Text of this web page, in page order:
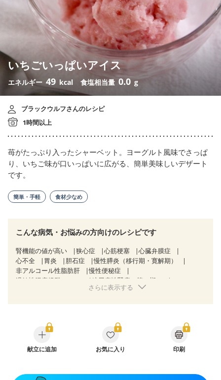
いちごいっぱいアイス
エネルギー 49 kcal 食塩相当量 0.0 g
ブラックウルフさんのレシピ
1時間以上
苺がたっぷり入ったシャーベット。ヨーグルト風味でさっぱ
り、いちご味が口いっぱいに広がる、簡単美味しいデザート
です。
簡単・手軽 食材少なめ
こんな病気・お悩みの方向けのレシピです
腎機能の値が高い 狭心症 心筋梗塞
心臓弁膜症
心不全
胃炎 胆石症
慢性膵炎（移行期・寛解期）
非アルコール性脂肪肝
慢性便秘症
過敏性腸症候群（IBS）
糖尿病性腎症（第３期）
CKD（ステージ２）
妊婦健診・体重増加が気になる（初期）
妊婦健診・血圧が気になる（初期）
妊娠高血圧(中期)
産後（母乳）
産後（混合栄養）
産後（ミルク）
さらに表示する
献立に追加 お気に入り 印刷